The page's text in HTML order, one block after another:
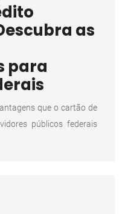
as
para
que o cartão de
públicos federais